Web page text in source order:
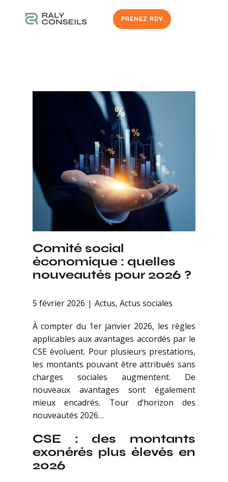
PRENEZ RDV
Comité social
économique : quelles
nouveautés pour 2026 ?
5 février 2026 Actus, Actus sociales
À compter du 1er janvier 2026, les règles
applicables aux avantages accordés par le
CSE évoluent. Pour plusieurs prestations,
les montants pouvant être attribués sans
charges sociales augmentent. De
nouveaux avantages sont également
mieux encadrés. Tour d’horizon des
nouveautés 2026…
CSE : des montants
exonérés plus élevés en
2026